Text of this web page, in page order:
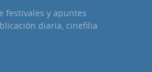
festivales y apuntes
diaria, cinefilia